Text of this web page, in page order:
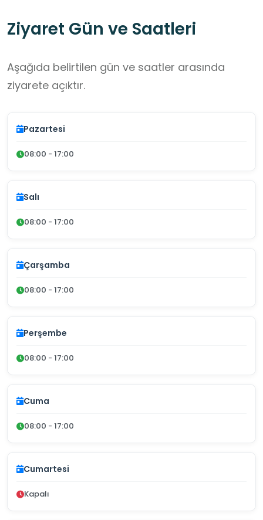
Ziyaret Gün ve Saatleri
Aşağıda belirtilen gün ve saatler arasında
ziyarete açıktır.
Pazartesi
08:00 - 17:00
Salı
08:00 - 17:00
Çarşamba
08:00 - 17:00
Perşembe
08:00 - 17:00
Cuma
08:00 - 17:00
Cumartesi
Kapalı